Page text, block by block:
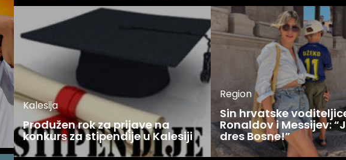
Kalesija
Produžen rok za prijave na
konkurs za stipendije u Kalesiji
Region
Sin hrvatske
Ronaldov i Messijev:
dres Bosne!”